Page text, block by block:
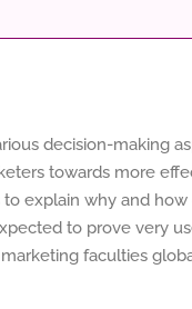
decision-making
towards more
explain why and
to prove very
faculties